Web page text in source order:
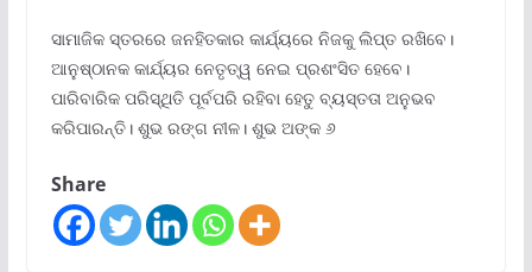
ସାମାଜିକ ସ୍ତରରେ ଜନହିତକାର କାର୍ଯ୍ୟରେ ନିଜକୁ ଲିପ୍ତ ରଖିବେ।
ଆନୁଷ୍ଠାନକ କାର୍ଯ୍ୟର ନେତୃତ୍ୱ ନେଇ ପ୍ରଶଂସିତ ହେବେ।
ପାରିବାରିକ ପରିସ୍ଥିତି ପୂର୍ବପରି ରହିବା ହେତୁ ବ୍ୟସ୍ତତା ଅନୁଭବ
କରିପାରନ୍ତି। ଶୁଭ ରଙ୍ଗ ନୀଳ। ଶୁଭ ଅଙ୍କ ୬
Share